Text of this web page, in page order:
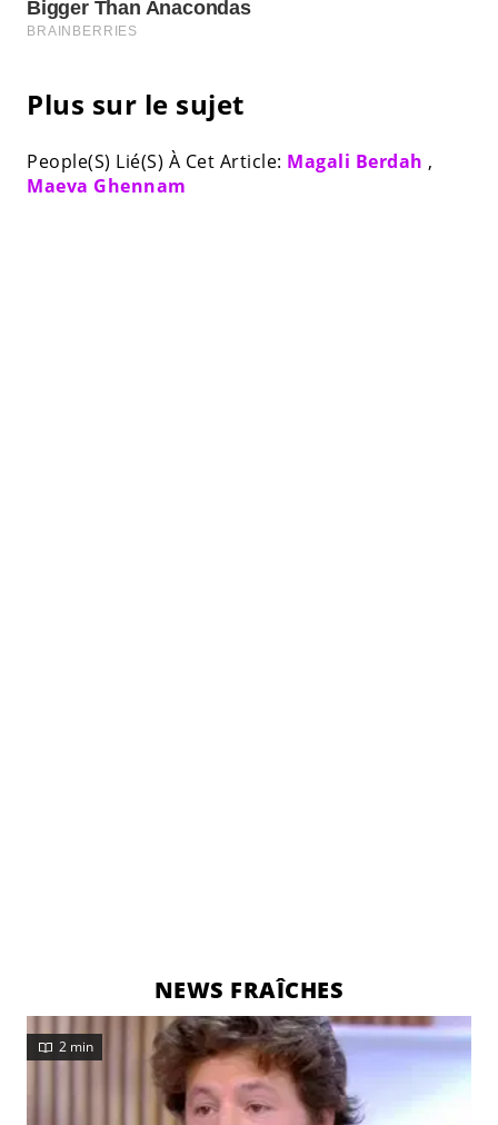
Plus sur le sujet
People(S) Lié(S) À Cet Article: Magali Berdah ,
Maeva Ghennam
NEWS FRAÎCHES
2 min